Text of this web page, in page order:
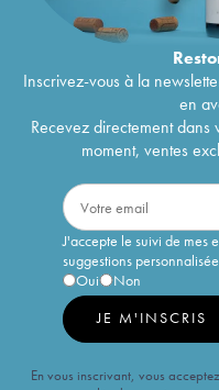
Inscrivez-vous à la
en
Recevez directement
moment, ventes
J'accepte le suivi de mes
suggestions
Oui
Non
JE M'INSCRIS
En vous inscrivant, vous